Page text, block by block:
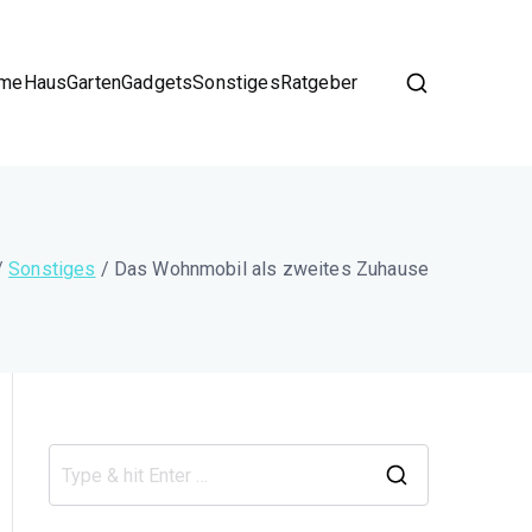
HausGartenGadgetsSonstigesRatgeber
Sonstiges Das Wohnmobil als zweites Zuhause